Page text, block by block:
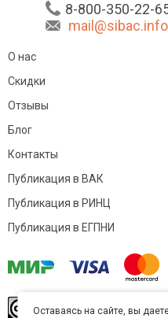
8-800-350-22-
mail@sibac.info
О нас
Скидки
Отзывы
Блог
Контакты
Публикация в ВАК
Публикация в РИНЦ
Публикация в ЕГПНИ
Оставаясь на сайте, вы